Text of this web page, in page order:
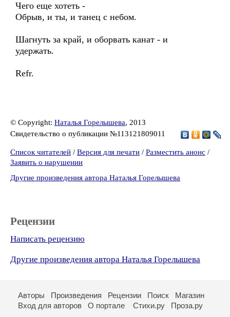
Чего еще хотеть -
Обрыв, и ты, и танец с небом.
Шагнуть за край, и оборвать канат - и
удержать.
Refr.
© Copyright: Наталья Горелышева, 2013
Свидетельство о публикации №113121809011
Список читателей / Версия для печати / Разместить анонс /
Заявить о нарушении
Другие произведения автора Наталья Горелышева
Рецензии
Написать рецензию
Другие произведения автора Наталья Горелышева
Авторы Произведения Рецензии Поиск
Магазин
Вход для авторов
О портале Стихи.ру Проза.ру